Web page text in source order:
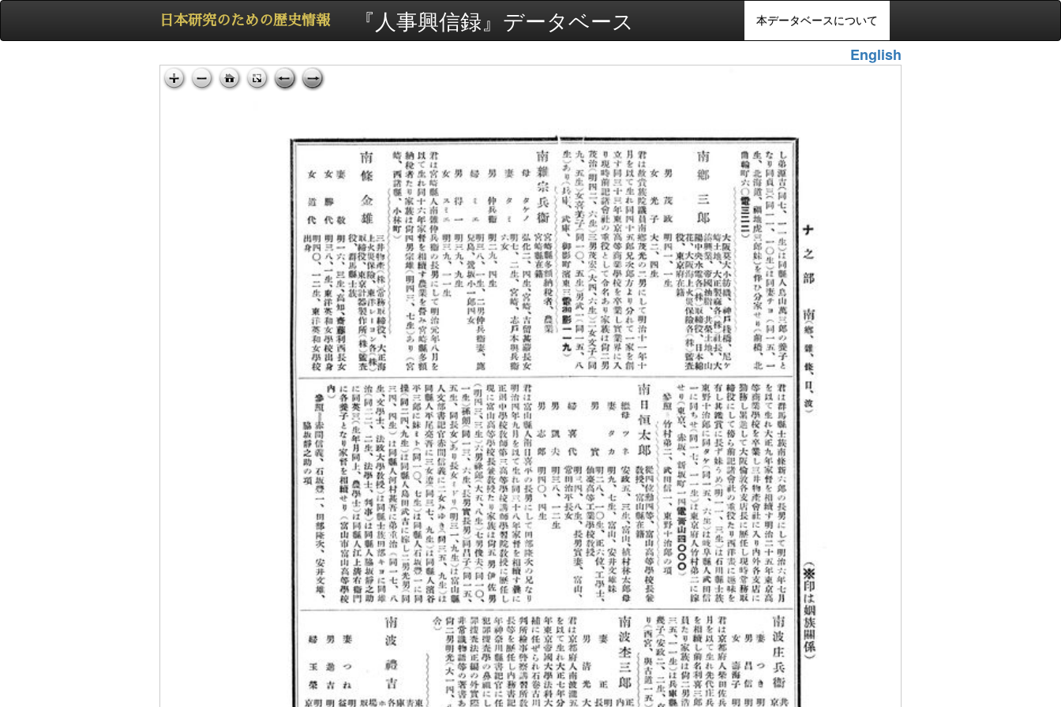
本データベースについて
日本研究のための歴史情報 『人事興信録』データベース
English